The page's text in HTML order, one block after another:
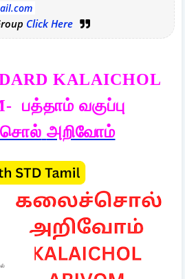
Click Here
KALAICHOL
பத்தாம் வகுப்பு
அறிவோம்